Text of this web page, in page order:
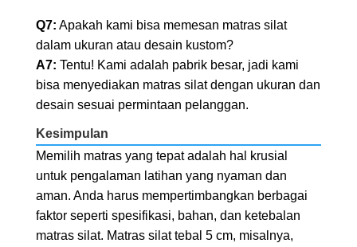
Q7: Apakah kami bisa memesan matras silat
dalam ukuran atau desain kustom?
A7: Tentu! Kami adalah pabrik besar, jadi kami
bisa menyediakan matras silat dengan ukuran dan
desain sesuai permintaan pelanggan.
Kesimpulan
Memilih matras yang tepat adalah hal krusial
untuk pengalaman latihan yang nyaman dan
aman. Anda harus mempertimbangkan berbagai
faktor seperti spesifikasi, bahan, dan ketebalan
matras silat. Matras silat tebal 5 cm, misalnya,